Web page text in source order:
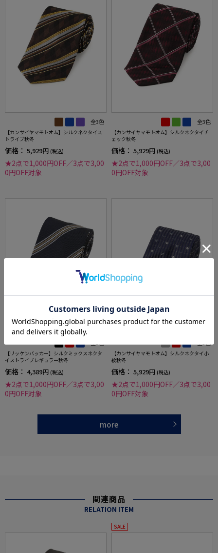
全3色
【カンサイヤマモトオム】シルクネクタイス
トライプ秋冬
価格： 5,929円 (税込)
★2点で1,000円OFF／3点で3,00
0円OFF対象
全3色
【カンサイヤマモトオム】シルクネクタイチ
ェック秋冬
価格： 5,929円 (税込)
★2点で1,000円OFF／3点で3,00
0円OFF対象
【リッケンバッカー】シルクミックスネクタ
イストライプレギュラー秋冬
価格： 4,389円 (税込)
★2点で1,000円OFF／3点で3,00
0円OFF対象
【カンサイヤマモトオム】シルクネクタイ小
紋秋冬
価格： 5,929円 (税込)
★2点で1,000円OFF／3点で3,00
0円OFF対象
more
関連商品
RELATION ITEM
SALE